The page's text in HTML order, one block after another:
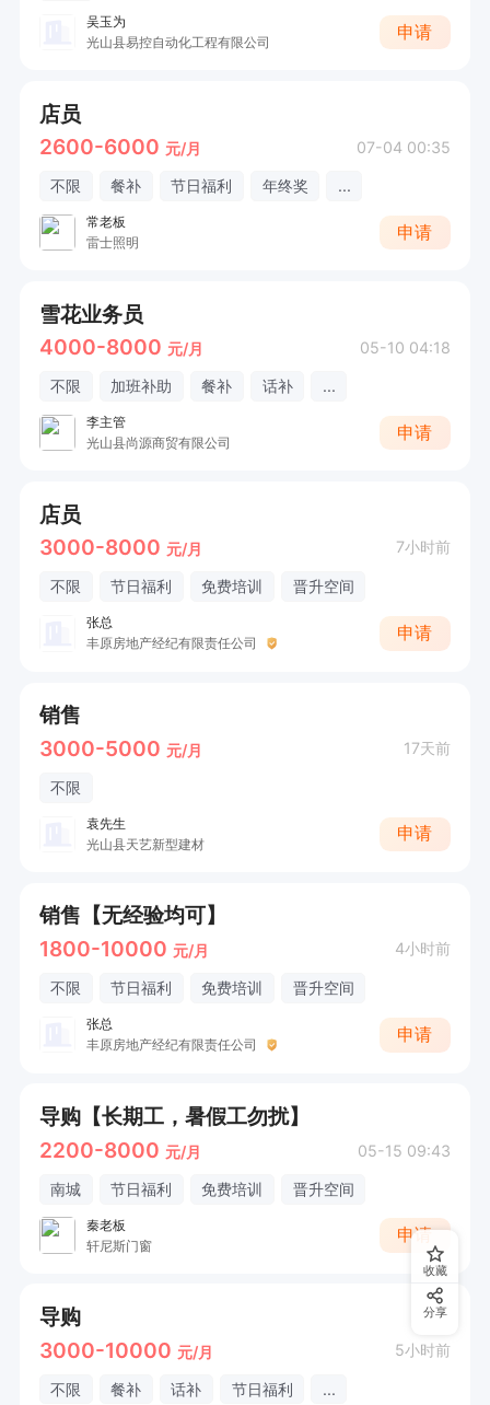
吴玉为
光山县易控自动化工程有限公司
申请
店员
2600-6000 元/月 07-04 00:35
不限 餐补 节日福利 年终奖 ...
常老板
雷士照明
申请
雪花业务员
4000-8000 元/月 05-10 04:18
不限 加班补助 餐补 话补 ...
李主管
光山县尚源商贸有限公司
申请
店员
3000-8000 元/月 7小时前
不限 节日福利 免费培训 晋升空间
张总
丰原房地产经纪有限责任公司
申请
销售
3000-5000 元/月 17天前
不限
袁先生
光山县天艺新型建材
申请
销售【无经验均可】
1800-10000 元/月 4小时前
不限 节日福利 免费培训 晋升空间
张总
丰原房地产经纪有限责任公司
申请
导购【长期工，暑假工勿扰】
2200-8000 元/月 05-15 09:43
南城 节日福利 免费培训 晋升空间
秦老板
轩尼斯门窗
申请
导购
3000-10000 元/月 5小时前
不限 餐补 话补 节日福利 ...
收藏
分享